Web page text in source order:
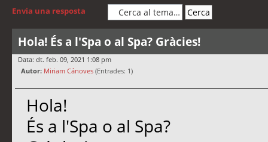
Envia una resposta
Hola! És a l'Spa o al Spa? Gràcies!
Data: dt. feb. 09, 2021 1:08 pm
Autor: Miriam Cánoves (Entrades: 1)
Hola!
És a l'Spa o al Spa?